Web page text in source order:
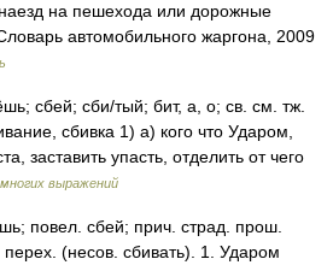
на пешехода или дорожные
автомобильного жаргона, 2009
сбей; сби/тый; бит, а, о; св. см. тж.
сбивка 1) а) кого что Ударом,
заставить упасть, отделить от чего
выражений
повел. сбей; прич. страд. прош.
(несов. сбивать). 1. Ударом